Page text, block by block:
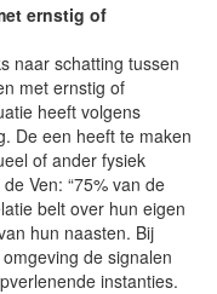
ernstig of
naar schatting tussen
met ernstig of
heeft volgens
De een heeft te maken
of ander fysiek
Ven: “75% van de
belt over hun eigen
hun naasten. Bij
de signalen
instanties.